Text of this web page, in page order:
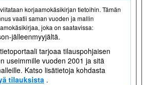
korjaamokäsikirjan tietoihin. Tämän
vaatii saman vuoden ja mallin
joka on saatavissa:
jälleenmyyjältä.
tarjoaa tilauspohjaisen
useimmille vuoden 2001 ja sitä
Katso lisätietoja kohdasta
tilauksista .